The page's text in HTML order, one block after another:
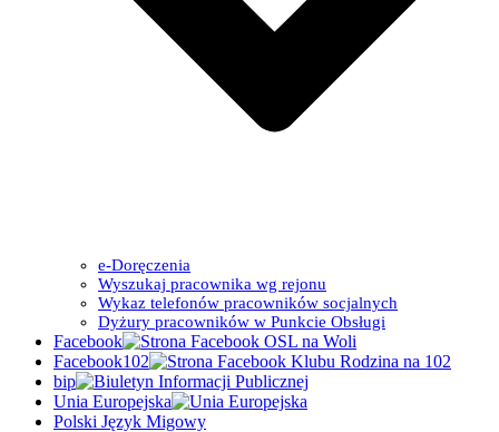
e-Doręczenia
Wyszukaj pracownika wg rejonu
Wykaz telefonów pracowników socjalnych
Dyżury pracowników w Punkcie Obsługi
Facebook
Facebook102
bip
Unia Europejska
Polski Język Migowy